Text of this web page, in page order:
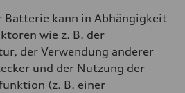
Batterie kann in Abhängigkeit
wie z. B. der
der Verwendung anderer
und der Nutzung der
(z. B. einer